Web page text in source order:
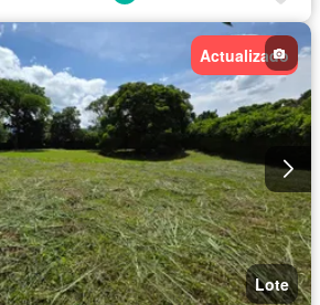
Actualizado
Lote